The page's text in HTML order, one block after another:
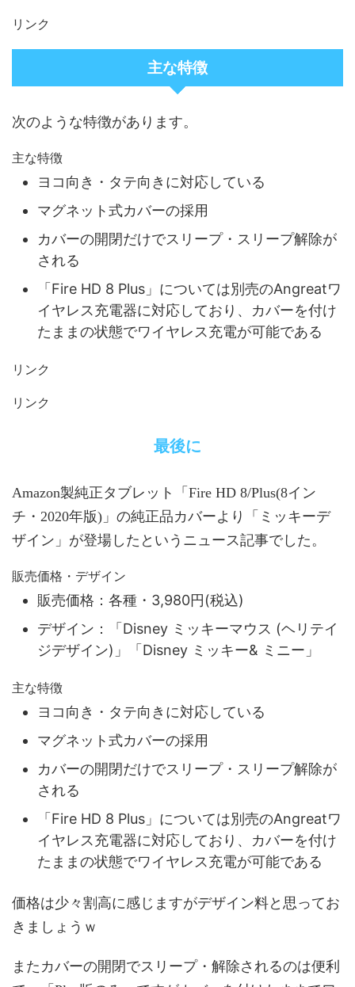
リンク
主な特徴
次のような特徴があります。
主な特徴
ヨコ向き・タテ向きに対応している
マグネット式カバーの採用
カバーの開閉だけでスリープ・スリープ解除が
される
「Fire HD 8 Plus」については別売のAngreatワ
イヤレス充電器に対応しており、カバーを付け
たままの状態でワイヤレス充電が可能である
リンク
リンク
最後に
Amazon製純正タブレット「Fire HD 8/Plus(8イン
チ・2020年版)」の純正品カバーより「ミッキーデ
ザイン」が登場したというニュース記事でした。
販売価格・デザイン
販売価格：各種・3,980円(税込)
デザイン：「Disney ミッキーマウス (ヘリテイ
ジデザイン)」「Disney ミッキー& ミニー」
主な特徴
ヨコ向き・タテ向きに対応している
マグネット式カバーの採用
カバーの開閉だけでスリープ・スリープ解除が
される
「Fire HD 8 Plus」については別売のAngreatワ
イヤレス充電器に対応しており、カバーを付け
たままの状態でワイヤレス充電が可能である
価格は少々割高に感じますがデザイン料と思ってお
きましょうｗ
またカバーの開閉でスリープ・解除されるのは便利